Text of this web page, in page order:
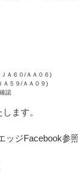
Ａ６０/ＡＡ０６)
Ａ５９/ＡＡ０９)
認
ます。
ジFacebook参